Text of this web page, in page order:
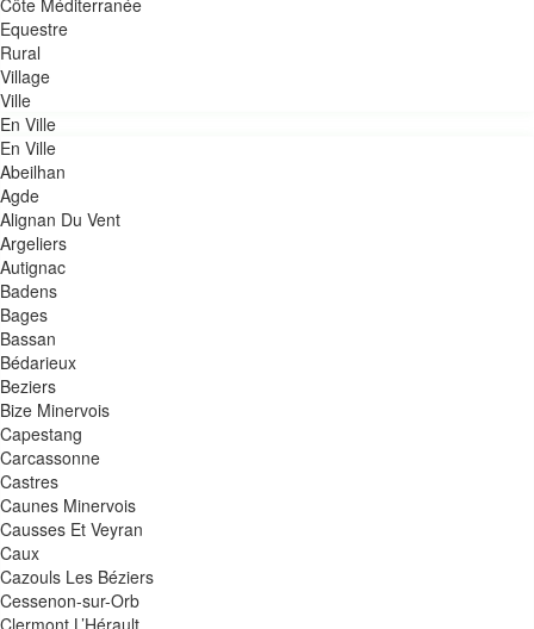
Côte Méditerranée
Equestre
Rural
Village
Ville
En Ville
En Ville
Abeilhan
Agde
Alignan Du Vent
Argeliers
Autignac
Badens
Bages
Bassan
Bédarieux
Beziers
Bize Minervois
Capestang
Carcassonne
Castres
Caunes Minervois
Causses Et Veyran
Caux
Cazouls Les Béziers
Cessenon-sur-Orb
Clermont L’Hérault